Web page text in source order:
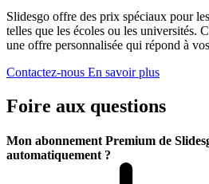
Slidesgo offre des prix spéciaux pour
telles que les écoles ou les universités.
une offre personnalisée qui répond à
Contactez-nous En savoir plus
Foire aux questions
Mon abonnement Premium de
automatiquement ?